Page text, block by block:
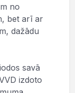
no
bet arī ar
dažādu
savā
izdoto